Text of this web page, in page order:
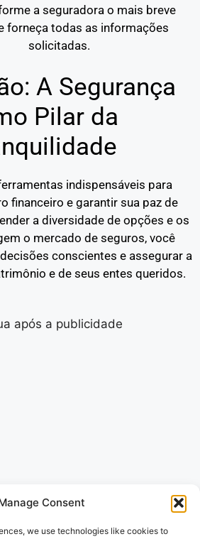
Consent
we use technologies like cookies to
a seguradora o mais breve
forneça todas as informações
solicitadas.
A Segurança
Pilar da
indispensáveis para
financeiro e garantir sua paz de
a diversidade de opções e os
o mercado de seguros, você
conscientes e assegurar a
e de seus entes queridos.
após a publicidade